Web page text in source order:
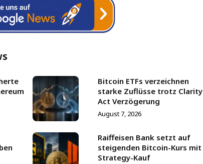
Bitcoin ETFs verzeichnen
starke Zuflüsse trotz Clarity
Act Verzögerung
August 7, 2026
Raiffeisen Bank setzt auf
steigenden Bitcoin-Kurs mit
Strategy-Kauf